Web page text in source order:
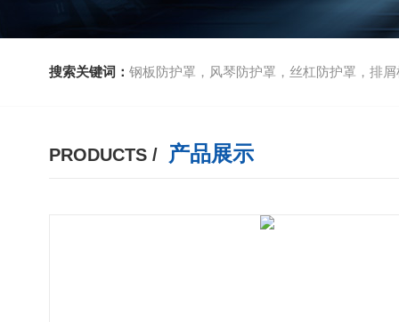
搜索关键词： 钢板防护罩，风琴防护罩，丝杠防护罩，排屑机
PRODUCTS / 产品展示